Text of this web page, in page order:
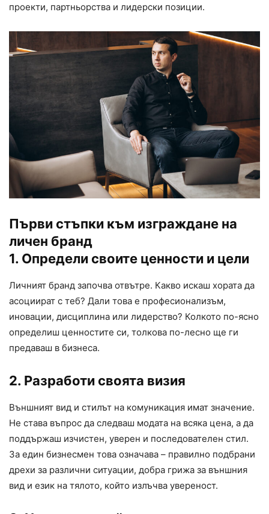
проекти, партньорства и лидерски позиции.
Първи стъпки към изграждане на
личен бранд
1. Определи своите ценности и цели
Личният бранд започва отвътре. Какво искаш хората да
асоциират с теб? Дали това е професионализъм,
иновации, дисциплина или лидерство? Колкото по-ясно
определиш ценностите си, толкова по-лесно ще ги
предаваш в бизнеса.
2. Разработи своята визия
Външният вид и стилът на комуникация имат значение.
Не става въпрос да следваш модата на всяка цена, а да
поддържаш изчистен, уверен и последователен стил.
За един бизнесмен това означава – правилно подбрани
дрехи за различни ситуации, добра грижа за външния
вид и език на тялото, който излъчва увереност.